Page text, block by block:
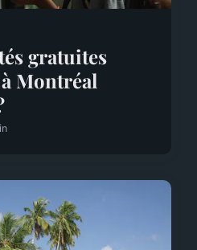
gratuites
Montréal